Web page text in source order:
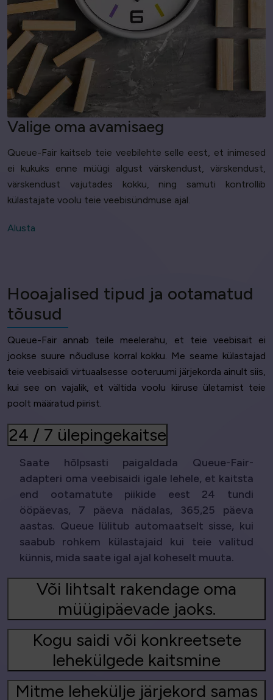
Valige oma avamisaeg
Queue-Fair kaitseb teie veebilehte selle eest, et inimesed
ei kukuks enne müügi algust värskendust, värskendust,
värskendust vajutades kokku, ning samuti kontrollib
külastajate voolu teie veebisündmuse ajal.
Alusta
Hooajalised tipud ja ootamatud
tõusud
Queue-Fair annab teile meelerahu, et teie veebisait ei
jookse suure nõudluse korral kokku. Me seame külastajad
teie veebisaidi virtuaalsesse ooteruumi järjekorda ainult siis,
kui see on vajalik, et vältida voolu kiiruse ületamist teie
poolt määratud piirist.
24 / 7 ülepingekaitse
Saate hõlpsasti paigaldada Queue-Fair-
adapteri oma veebisaidi igale lehele, et kaitsta
end ootamatute piikide eest 24 tundi
ööpäevas, 7 päeva nädalas, 365,25 päeva
aastas. Queue lülitub automaatselt sisse, kui
saabub rohkem külastajaid kui teie valitud
künnis, mida saate igal ajal koheselt muuta.
Või lihtsalt rakendage oma
müügipäevade jaoks.
Kogu saidi või konkreetsete
lehekülgede kaitsmine
Mitme lehekülje järjekord samas